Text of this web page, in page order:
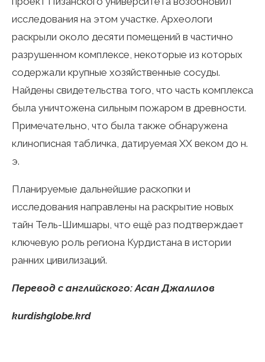
исследования на этом участке. Археологи
раскрыли около десяти помещений в частично
разрушенном комплексе, некоторые из которых
содержали крупные хозяйственные сосуды.
Найдены свидетельства того, что часть комплекса
была уничтожена сильным пожаром в древности.
Примечательно, что была также обнаружена
клинописная табличка, датируемая XX веком до н.
э.
Планируемые дальнейшие раскопки и
исследования направлены на раскрытие новых
тайн Тель-Шимшары, что ещё раз подтверждает
ключевую роль региона Курдистана в истории
ранних цивилизаций.
Перевод с английского: Асан Джалилов
kurdishglobe.krd